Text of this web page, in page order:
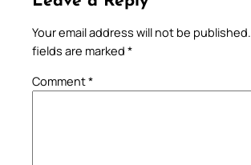
Your email address will not be published.
fields are marked *
Comment*